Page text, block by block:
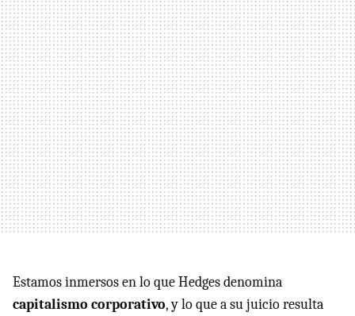
Estamos inmersos en lo que Hedges denomina
capitalismo corporativo, y lo que a su juicio resulta